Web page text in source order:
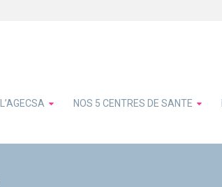
L’AGECSA NOS 5 CENTRES DE SANTE